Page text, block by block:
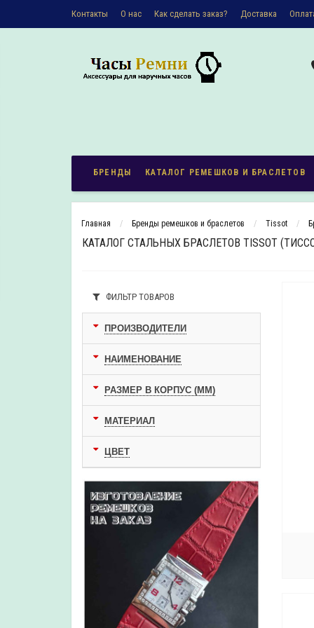
Контакты О наc Как сделать заказ? Доставка
БРЕНДЫ КАТАЛОГ РЕМЕШКОВ И БРАСЛЕТОВ
Главная Бренды ремешков и браслетов Tissot
КАТАЛОГ СТАЛЬНЫХ БРАСЛЕТОВ TISSOT
ФИЛЬТР ТОВАРОВ
ПРОИЗВОДИТЕЛИ
НАИМЕНОВАНИЕ
РАЗМЕР В КОРПУС (ММ)
МАТЕРИАЛ
ЦВЕТ